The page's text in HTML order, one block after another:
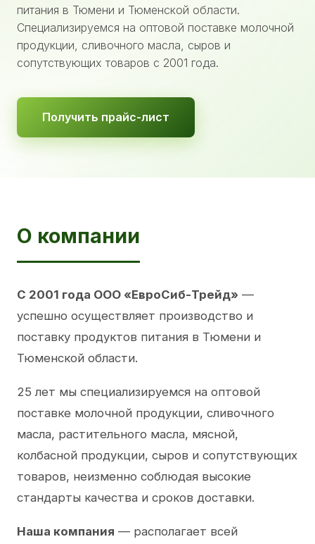
питания в Тюмени и Тюменской области.
Специализируемся на оптовой поставке молочной
продукции, сливочного масла, сыров и
сопутствующих товаров с 2001 года.
Получить прайс-лист
О компании
С 2001 года ООО «ЕвроСиб-Трейд» —
успешно осуществляет производство и
поставку продуктов питания в Тюмени и
Тюменской области.
25 лет мы специализируемся на оптовой
поставке молочной продукции, сливочного
масла, растительного масла, мясной,
колбасной продукции, сыров и сопутствующих
товаров, неизменно соблюдая высокие
стандарты качества и сроков доставки.
Наша компания — располагает всей